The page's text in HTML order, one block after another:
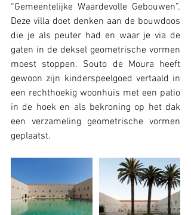
“Gemeentelijke Waardevolle Gebouwen”.
Deze villa doet denken aan de bouwdoos
die je als peuter had en waar je via de
gaten in de deksel geometrische vormen
moest stoppen. Souto de Moura heeft
gewoon zijn kinderspeelgoed vertaald in
een rechthoekig woonhuis met een patio
in de hoek en als bekroning op het dak
een verzameling geometrische vormen
geplaatst.